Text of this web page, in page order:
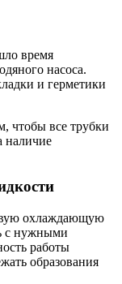
время
насоса.
и герметики
чтобы все трубки
наличие
охлаждающую
с нужными
работы
образования